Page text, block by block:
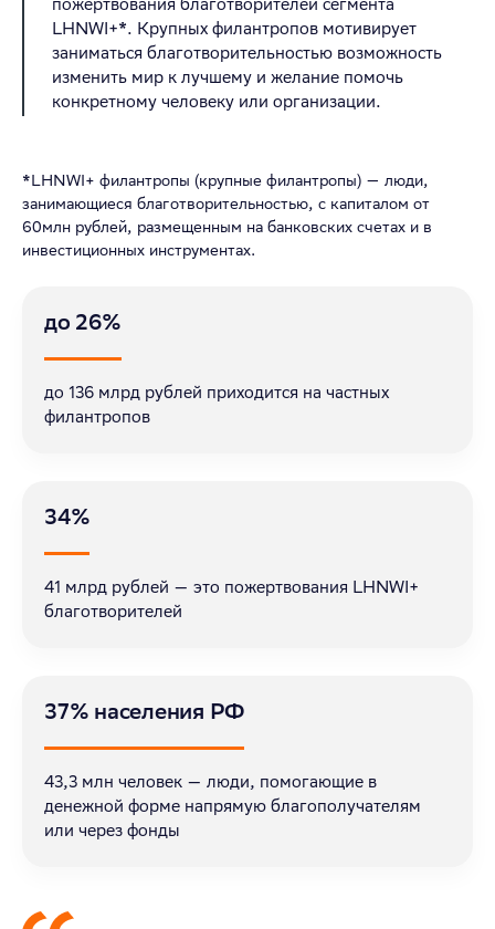
пожертвования благотворителей сегмента
LHNWI+*. Крупных филантропов мотивирует
заниматься благотворительностью возможность
изменить мир к лучшему и желание помочь
конкретному человеку или организации.
*LHNWI+ филантропы (крупные филантропы) — люди,
занимающиеся благотворительностью, с капиталом от
60млн рублей, размещенным на банковских счетах и в
инвестиционных инструментах.
до 26%
до 136 млрд рублей приходится на частных
филантропов
34%
41 млрд рублей — это пожертвования LHNWI+
благотворителей
37% населения РФ
43,3 млн человек — люди, помогающие в
денежной форме напрямую благополучателям
или через фонды